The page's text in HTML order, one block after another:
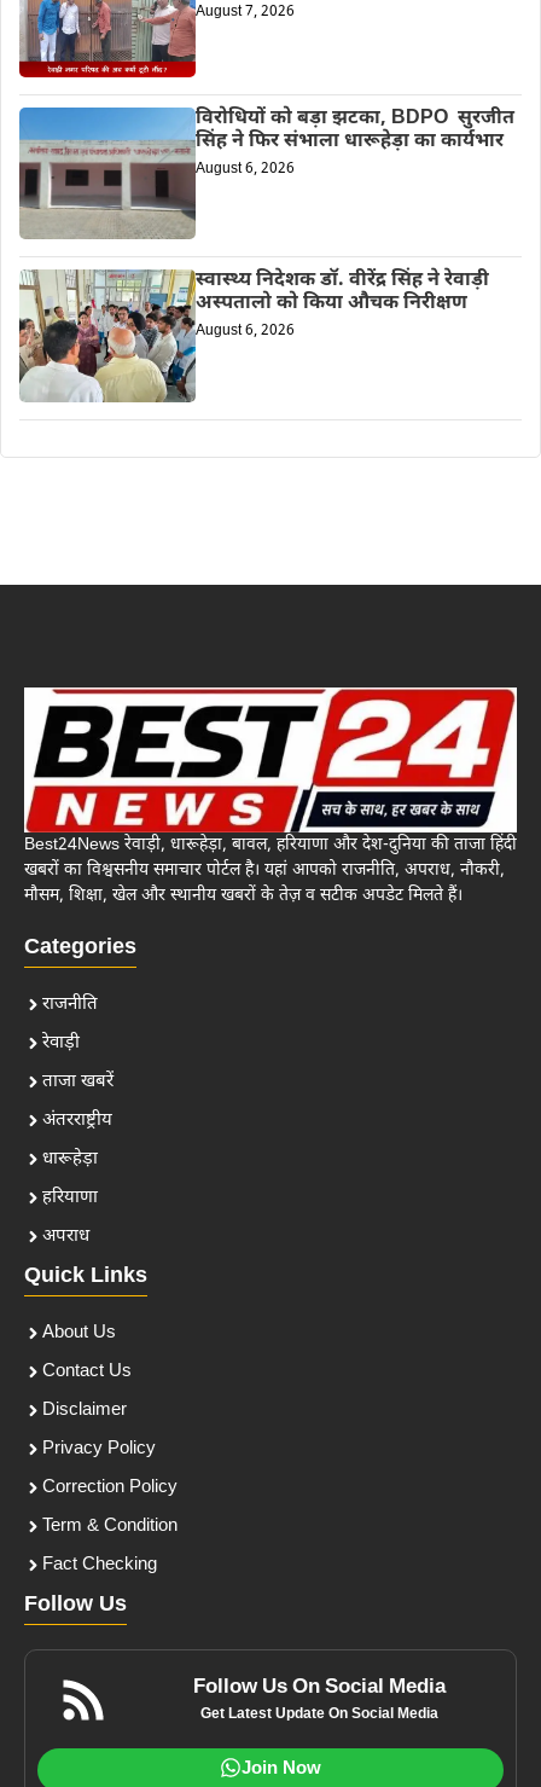
August 7, 2026
विरोधियों को बड़ा झटका, BDPO सुरजीत
सिंह ने फिर संभाला धारूहेड़ा का कार्यभार
August 6, 2026
स्वास्थ्य निदेशक डॉ. वीरेंद्र सिंह ने रेवाड़ी
अस्पतालो को किया औचक निरीक्षण
August 6, 2026
Best24News रेवाड़ी, धारूहेड़ा, बावल, हरियाणा और देश-दुनिया की ताजा हिंदी
खबरों का विश्वसनीय समाचार पोर्टल है। यहां आपको राजनीति, अपराध, नौकरी,
मौसम, शिक्षा, खेल और स्थानीय खबरों के तेज़ व सटीक अपडेट मिलते हैं।
Categories
राजनीति
रेवाड़ी
ताजा खबरें
अंतरराष्ट्रीय
धारूहेड़ा
हरियाणा
अपराध
Quick Links
About Us
Contact Us
Disclaimer
Privacy Policy
Correction Policy
Term & Condition
Fact Checking
Follow Us
Follow Us On Social Media
Get Latest Update On Social Media
Join Now